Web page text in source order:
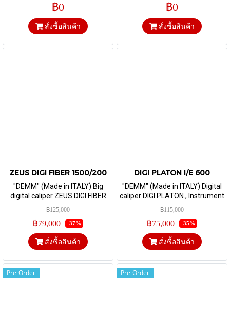
ในรูปแบบต่างๆ โดยใช้ touch
probe หรือ laser fork ในการวัด
งาน
฿0
สั่งซื้อสินค้า
สำหรับวัดงาน
฿0
สั่งซื้อสินค้า
ZEUS DIGI FIBER 1500/200
"DEMM" (Made in ITALY) Big
digital caliper ZEUS DIGI FIBER
sliding gauge on carbon fiber.,
range 1500 mm and jaw depth
200 mm.
฿125,000
฿79,000 -37%
สั่งซื้อสินค้า
DIGI PLATON I/E 600
"DEMM" (Made in ITALY) Digital
caliper DIGI PLATON., Instrument
for measurement with spring
system, range 600 mm
฿115,000
฿75,000 -35%
สั่งซื้อสินค้า
Pre-Order Pre-Order